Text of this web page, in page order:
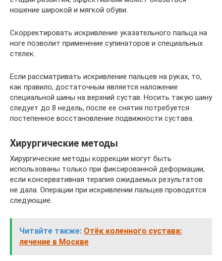
ношение широкой и мягкой обуви.
Скорректировать искривление указательного пальца на
ноге позволит применение супинаторов и специальных
стелек.
Если рассматривать искривление пальцев на руках, то,
как правило, достаточным является наложение
специальной шины на верхний сустав. Носить такую шину
следует до 8 недель, после ее снятия потребуется
постепенное восстановление подвижности сустава.
Хирургические методы
Хирургические методы коррекции могут быть
использованы только при фиксированной деформации,
если консервативная терапия ожидаемых результатов
не дала. Операции при искривлении пальцев проводятся
следующие.
Читайте также: Отёк коленного сустава:
лечение в Москве